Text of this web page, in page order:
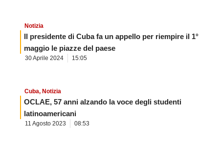
Notizia
Il presidente di Cuba fa un appello per riempire il 1°
maggio le piazze del paese
30 Aprile 2024 15:05
Cuba, Notizia
OCLAE, 57 anni alzando la voce degli studenti
latinoamericani
11 Agosto 2023 08:53